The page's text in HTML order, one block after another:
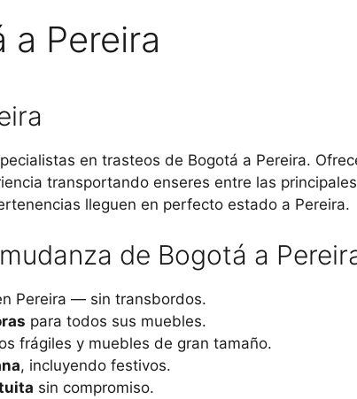
Pereira
en trasteos de Bogotá a Pereira.
transportando enseres entre las
lleguen en perfecto estado a Pereira.
de Bogotá a
Pereira — sin transbordos.
para todos sus muebles.
frágiles y muebles de gran tamaño.
, incluyendo festivos.
sin compromiso.